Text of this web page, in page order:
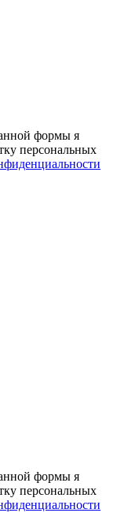
формы я
персональных
формы я
персональных